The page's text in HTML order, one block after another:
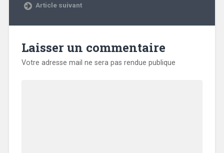
Article suivant
Laisser un commentaire
Votre adresse mail ne sera pas rendue publique